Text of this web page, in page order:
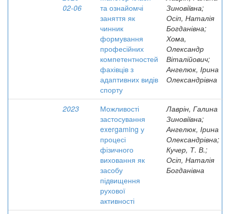
02-06
та ознайомчі
заняття як
чинник
формування
професійних
компетентностей
фахівців з
адаптивних видів
спорту
Зиновіївна;
Осіп, Наталія
Богданівна;
Хома,
Олександр
Віталійович;
Ангелюк, Ірина
Олександрівна
2023
Можливості
застосування
exergaming у
процесі
фізичного
виховання як
засобу
підвищення
рухової
активності
Лаврін, Галина
Зиновіївна;
Ангелюк, Ірина
Олександрівна;
Кучер, Т. В.;
Осіп, Наталія
Богданівна